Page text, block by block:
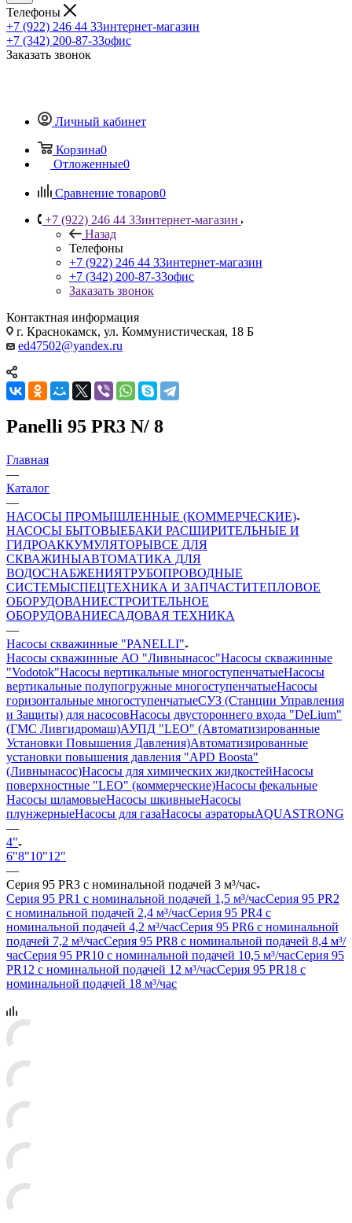
Телефоны
+7 (922) 246 44 33интернет-магазин
+7 (342) 200-87-33офис
Заказать звонок
Личный кабинет
Корзина0
Отложенные0
Сравнение товаров0
+7 (922) 246 44 33интернет-магазин
Назад
Телефоны
+7 (922) 246 44 33интернет-магазин
+7 (342) 200-87-33офис
Заказать звонок
Контактная информация
г. Краснокамск, ул. Коммунистическая, 18 Б
ed47502@yandex.ru
Panelli 95 PR3 N/ 8
Главная
—
Каталог
—
НАСОСЫ ПРОМЫШЛЕННЫЕ (КОММЕРЧЕСКИЕ)
НАСОСЫ БЫТОВЫЕБАКИ РАСШИРИТЕЛЬНЫЕ И
ГИДРОАККУМУЛЯТОРЫВСЕ ДЛЯ
СКВАЖИНЫАВТОМАТИКА ДЛЯ
ВОДОСНАБЖЕНИЯТРУБОПРОВОДНЫЕ
СИСТЕМЫСПЕЦТЕХНИКА И ЗАПЧАСТИТЕПЛОВОЕ
ОБОРУДОВАНИЕСТРОИТЕЛЬНОЕ
ОБОРУДОВАНИЕСАДОВАЯ ТЕХНИКА
—
Насосы скважинные "PANELLI"
Насосы скважинные АО "Ливнынасос"Насосы скважинные
"Vodotok"Насосы вертикальные многоступенчатыеНасосы
вертикальные полупогружные многоступенчатыеНасосы
горизонтальные многоступенчатыеСУЗ (Станции Управления
и Защиты) для насосовНасосы двустороннего входа "DeLium"
(ГМС Ливгидромаш)АУПД "LEO" (Автоматизированные
Установки Повышения Давления)Автоматизированные
установки повышения давления "APD Boosta"
(Ливнынасос)Насосы для химических жидкостейНасосы
поверхностные "LEO" (коммерческие)Насосы фекальные
Насосы шламовыеНасосы шкивныеНасосы
плунжерныеНасосы для газаНасосы аэраторыAQUASTRONG
—
4"
6"8"10"12"
—
Серия 95 PR3 с номинальной подачей 3 м³/час
Серия 95 PR1 с номинальной подачей 1,5 м³/часСерия 95 PR2
с номинальной подачей 2,4 м³/часСерия 95 PR4 с
номинальной подачей 4,2 м³/часСерия 95 PR6 с номинальной
подачей 7,2 м³/часСерия 95 PR8 с номинальной подачей 8,4 м³/
часСерия 95 PR10 с номинальной подачей 10,5 м³/часСерия 95
PR12 с номинальной подачей 12 м³/часСерия 95 PR18 с
номинальной подачей 18 м³/час